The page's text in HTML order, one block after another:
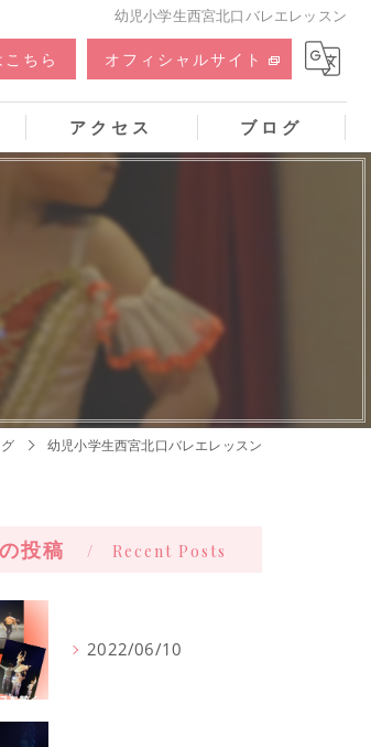
幼児小学生西宮北口バレエレッスン
ちら オフィシャルサイト
アクセス ブログ
幼児小学生西宮北口バレエレッスン
投稿 Recent Posts
2022/06/10